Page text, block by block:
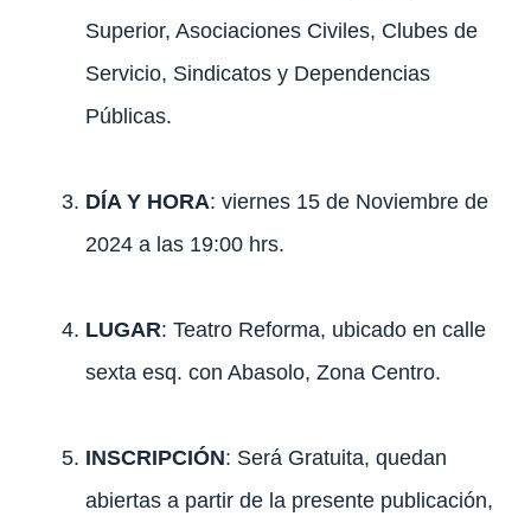
Superior, Asociaciones Civiles, Clubes de
Servicio, Sindicatos y Dependencias
Públicas.
DÍA Y HORA: viernes 15 de Noviembre de
2024 a las 19:00 hrs.
LUGAR: Teatro Reforma, ubicado en calle
sexta esq. con Abasolo, Zona Centro.
INSCRIPCIÓN: Será Gratuita, quedan
abiertas a partir de la presente publicación,